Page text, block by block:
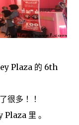
Plaza 的 6th
很多 ！！
里 。